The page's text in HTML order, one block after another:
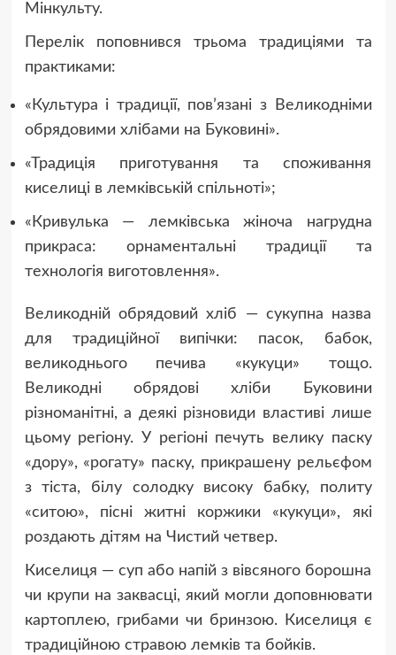
Мінкульту.
Перелік поповнився трьома традиціями та
практиками:
«Культура і традиції, пов’язані з Великодніми
обрядовими хлібами на Буковині».
«Традиція приготування та споживання
киселиці в лемківській спільноті»;
«Кривулька — лемківська жіноча нагрудна
прикраса: орнаментальні традиції та
технологія виготовлення».
Великодній обрядовий хліб — сукупна назва
для традиційної випічки: пасок, бабок,
великоднього печива «кукуци» тощо.
Великодні обрядові хліби Буковини
різноманітні, а деякі різновиди властиві лише
цьому регіону. У регіоні печуть велику паску
«дору», «рогату» паску, прикрашену рельєфом
з тіста, білу солодку високу бабку, политу
«ситою», пісні житні коржики «кукуци», які
роздають дітям на Чистий четвер.
Киселиця — суп або напій з вівсяного борошна
чи крупи на заквасці, який могли доповнювати
картоплею, грибами чи бринзою. Киселиця є
традиційною стравою лемків та бойків.